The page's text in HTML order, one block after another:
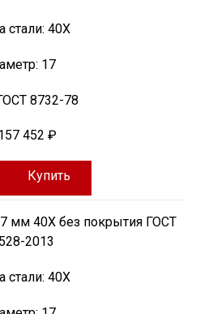
стали: 40Х
17
8732-78
452 ₽
Купить
мм 40Х без покрытия ГОСТ
2013
стали: 40Х